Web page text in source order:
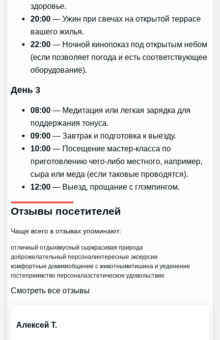
здоровье.
20:00 — Ужин при свечах на открытой террасе
вашего жилья.
22:00 — Ночной кинопоказ под открытым небом
(если позволяет погода и есть соответствующее
оборудование).
День 3
08:00 — Медитация или легкая зарядка для
поддержания тонуса.
09:00 — Завтрак и подготовка к выезду.
10:00 — Посещение мастер-класса по
приготовлению чего-либо местного, например,
сыра или меда (если таковые проводятся).
12:00 — Выезд, прощание с глэмпингом.
Отзывы посетителей
Чаще всего в отзывах упоминают:
отличный отдыхвкусный сыркрасивая природа
доброжелательный персоналинтересные экскурсии
комфортные домикиобщение с животнымитишина и уединение
гостеприимство персоналаэстетическое удовольствие
Смотреть все отзывы
Алексей Т.